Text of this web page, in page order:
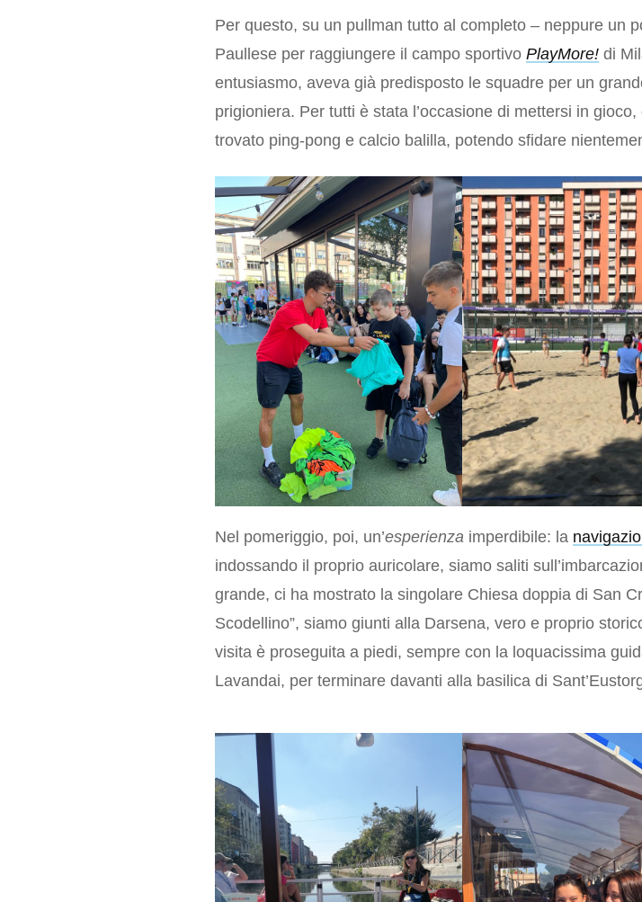
Per questo, su un pullman tutto al completo – neppure un
Paullese per raggiungere il campo sportivo PlayMore! di
entusiasmo, aveva già predisposto le squadre per un
prigioniera. Per tutti è stata l’occasione di mettersi in
trovato ping-pong e calcio balilla, potendo sfidare
Nel pomeriggio, poi, un’esperienza imperdibile: la
indossando il proprio auricolare, siamo saliti
grande, ci ha mostrato la singolare Chiesa doppia di San
Scodellino”, siamo giunti alla Darsena, vero e proprio
visita è proseguita a piedi, sempre con la loquacissima
Lavandai, per terminare davanti alla basilica di